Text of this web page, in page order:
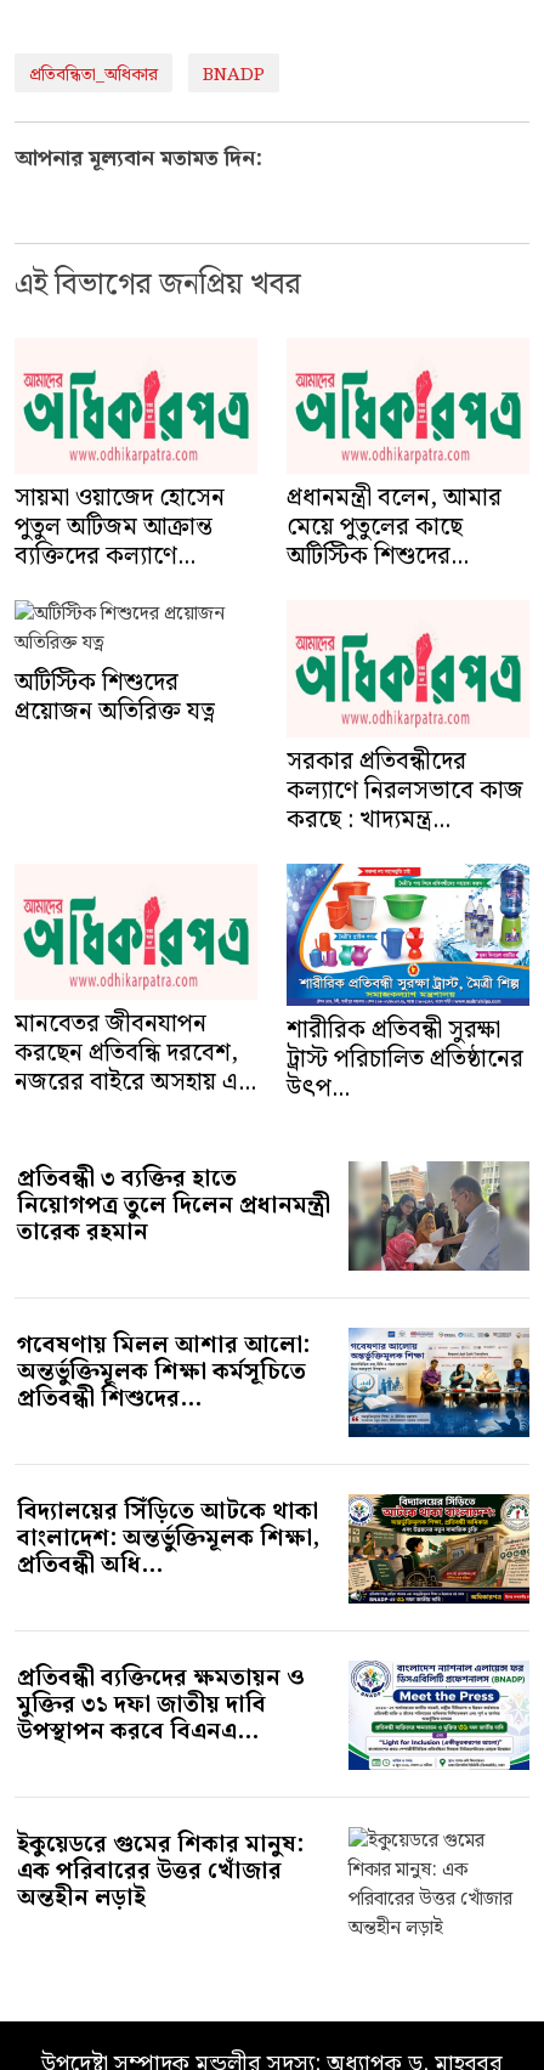
প্রতিবন্ধিতা_অধিকার BNADP
আপনার মূল্যবান মতামত দিন:
এই বিভাগের জনপ্রিয় খবর
সায়মা ওয়াজেদ হোসেন
পুতুল অটিজম আক্রান্ত
ব্যক্তিদের কল্যাণে...
প্রধানমন্ত্রী বলেন, আমার
মেয়ে পুতুলের কাছে
অটিস্টিক শিশুদের...
অটিস্টিক শিশুদের
প্রয়োজন অতিরিক্ত যত্ন
সরকার প্রতিবন্ধীদের
কল্যাণে নিরলসভাবে কাজ
করছে : খাদ্যমন্ত্র...
মানবেতর জীবনযাপন
করছেন প্রতিবন্ধি দরবেশ,
নজরের বাইরে অসহায় এ...
শারীরিক প্রতিবন্ধী সুরক্ষা
ট্রাস্ট পরিচালিত প্রতিষ্ঠানের
উৎপ...
নিয়োগপত্র তুলে দিলেন প্রধানমন্ত্রী
তারেক রহমান
গবেষণায় মিলল আশার আলো:
অন্তর্ভুক্তিমূলক শিক্ষা কর্মসূচিতে
প্রতিবন্ধী শিশুদের...
বিদ্যালয়ের সিঁড়িতে আটকে থাকা
বাংলাদেশ: অন্তর্ভুক্তিমূলক শিক্ষা,
প্রতিবন্ধী অধি...
প্রতিবন্ধী ব্যক্তিদের ক্ষমতায়ন ও
মুক্তির ৩১ দফা জাতীয় দাবি
উপস্থাপন করবে বিএনএ...
ইকুয়েডরে গুমের শিকার মানুষ:
এক পরিবারের উত্তর খোঁজার
অন্তহীন লড়াই
উপদেষ্টা সম্পাদক মন্ডলীর সদস্য: অধ্যাপক ড. মাহবুবুর
রহমান লিটু